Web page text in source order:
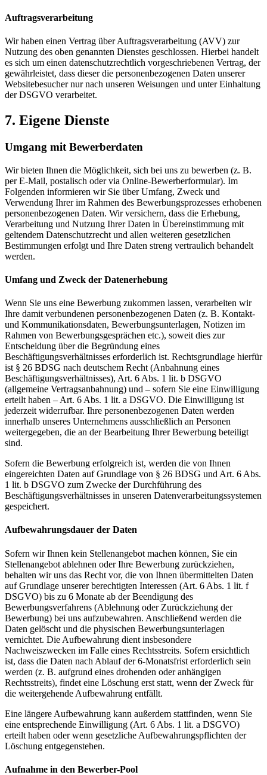
Auftragsverarbeitung
Wir haben einen Vertrag über Auftragsverarbeitung (AVV) zur
Nutzung des oben genannten Dienstes geschlossen. Hierbei handelt
es sich um einen datenschutzrechtlich vorgeschriebenen Vertrag, der
gewährleistet, dass dieser die personenbezogenen Daten unserer
Websitebesucher nur nach unseren Weisungen und unter Einhaltung
der DSGVO verarbeitet.
7. Eigene Dienste
Umgang mit Bewerberdaten
Wir bieten Ihnen die Möglichkeit, sich bei uns zu bewerben (z. B.
per E-Mail, postalisch oder via Online-Bewerberformular). Im
Folgenden informieren wir Sie über Umfang, Zweck und
Verwendung Ihrer im Rahmen des Bewerbungsprozesses erhobenen
personenbezogenen Daten. Wir versichern, dass die Erhebung,
Verarbeitung und Nutzung Ihrer Daten in Übereinstimmung mit
geltendem Datenschutzrecht und allen weiteren gesetzlichen
Bestimmungen erfolgt und Ihre Daten streng vertraulich behandelt
werden.
Umfang und Zweck der Datenerhebung
Wenn Sie uns eine Bewerbung zukommen lassen, verarbeiten wir
Ihre damit verbundenen personenbezogenen Daten (z. B. Kontakt-
und Kommunikationsdaten, Bewerbungsunterlagen, Notizen im
Rahmen von Bewerbungsgesprächen etc.), soweit dies zur
Entscheidung über die Begründung eines
Beschäftigungsverhältnisses erforderlich ist. Rechtsgrundlage hierfür
ist § 26 BDSG nach deutschem Recht (Anbahnung eines
Beschäftigungsverhältnisses), Art. 6 Abs. 1 lit. b DSGVO
(allgemeine Vertragsanbahnung) und – sofern Sie eine Einwilligung
erteilt haben – Art. 6 Abs. 1 lit. a DSGVO. Die Einwilligung ist
jederzeit widerrufbar. Ihre personenbezogenen Daten werden
innerhalb unseres Unternehmens ausschließlich an Personen
weitergegeben, die an der Bearbeitung Ihrer Bewerbung beteiligt
sind.
Sofern die Bewerbung erfolgreich ist, werden die von Ihnen
eingereichten Daten auf Grundlage von § 26 BDSG und Art. 6 Abs.
1 lit. b DSGVO zum Zwecke der Durchführung des
Beschäftigungsverhältnisses in unseren Datenverarbeitungssystemen
gespeichert.
Aufbewahrungsdauer der Daten
Sofern wir Ihnen kein Stellenangebot machen können, Sie ein
Stellenangebot ablehnen oder Ihre Bewerbung zurückziehen,
behalten wir uns das Recht vor, die von Ihnen übermittelten Daten
auf Grundlage unserer berechtigten Interessen (Art. 6 Abs. 1 lit. f
DSGVO) bis zu 6 Monate ab der Beendigung des
Bewerbungsverfahrens (Ablehnung oder Zurückziehung der
Bewerbung) bei uns aufzubewahren. Anschließend werden die
Daten gelöscht und die physischen Bewerbungsunterlagen
vernichtet. Die Aufbewahrung dient insbesondere
Nachweiszwecken im Falle eines Rechtsstreits. Sofern ersichtlich
ist, dass die Daten nach Ablauf der 6-Monatsfrist erforderlich sein
werden (z. B. aufgrund eines drohenden oder anhängigen
Rechtsstreits), findet eine Löschung erst statt, wenn der Zweck für
die weitergehende Aufbewahrung entfällt.
Eine längere Aufbewahrung kann außerdem stattfinden, wenn Sie
eine entsprechende Einwilligung (Art. 6 Abs. 1 lit. a DSGVO)
erteilt haben oder wenn gesetzliche Aufbewahrungspflichten der
Löschung entgegenstehen.
Aufnahme in den Bewerber-Pool